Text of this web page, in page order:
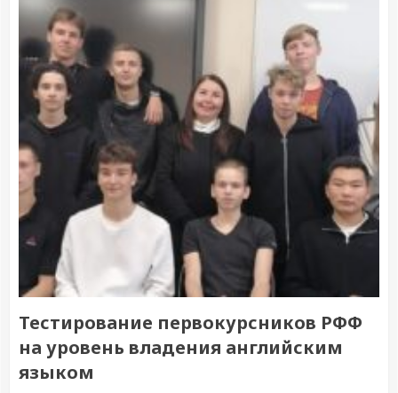
Тестирование первокурсников РФФ
на уровень владения английским
языком